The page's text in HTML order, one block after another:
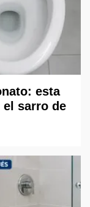
esta
el sarro de